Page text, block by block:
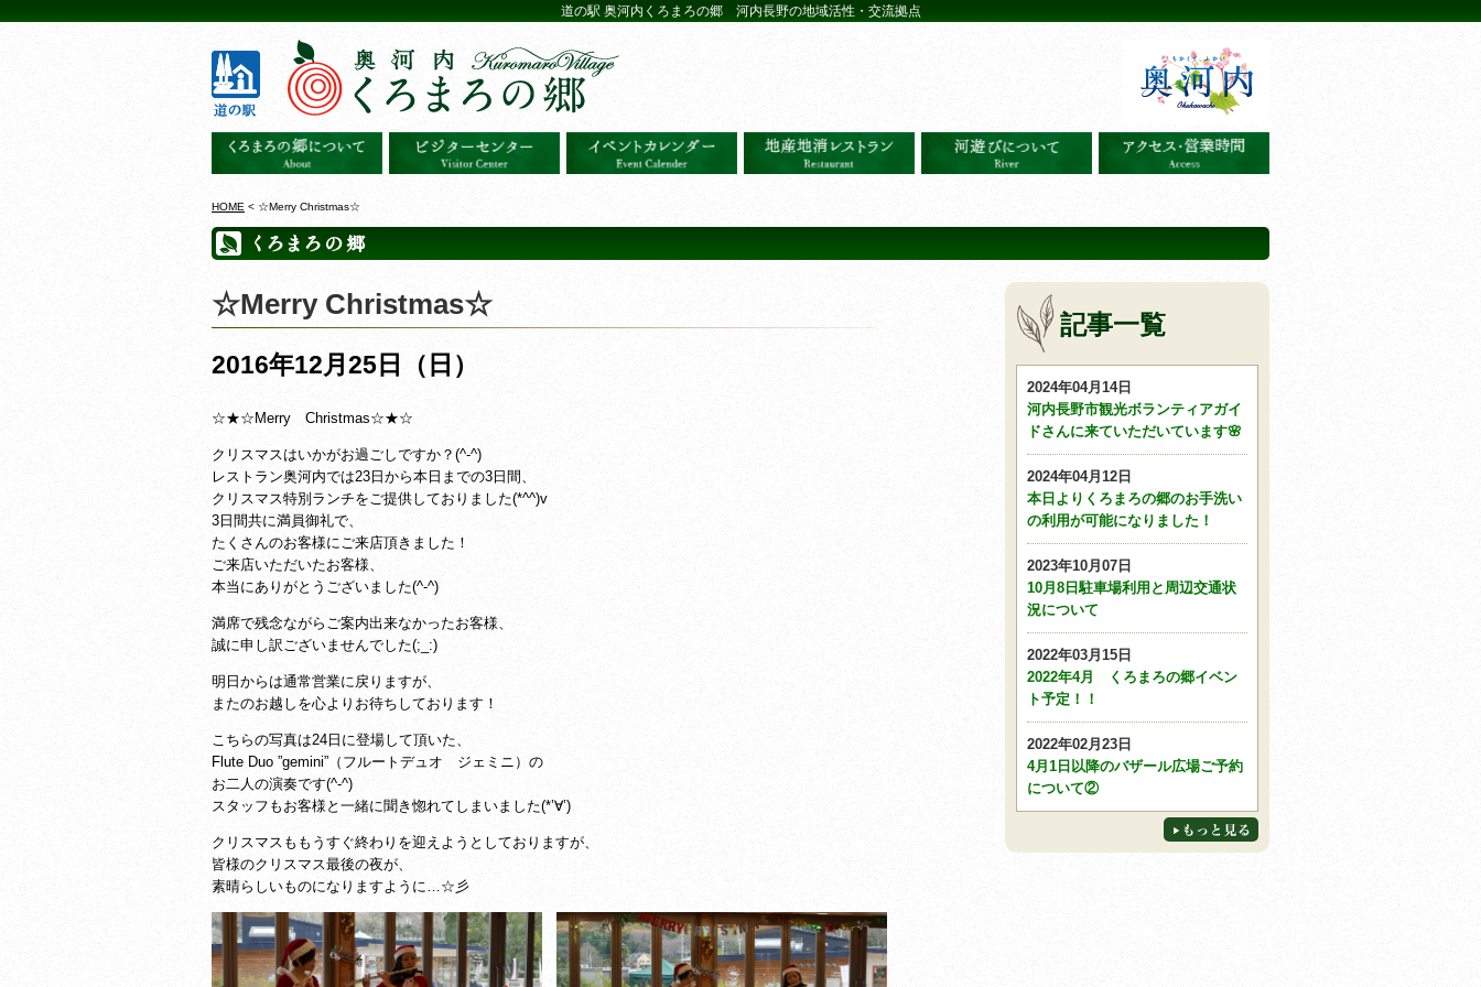
道の駅 奥河内くろまろの郷 河内長野の地域活性・交流拠点
HOME < ☆Merry Christmas☆
☆Merry Christmas☆
2016年12月25日（日）
☆★☆Merry Christmas☆★☆
クリスマスはいかがお過ごしですか？(^-^)
レストラン奥河内では23日から本日までの3日間、
クリスマス特別ランチをご提供しておりました(*^^)v
3日間共に満員御礼で、
たくさんのお客様にご来店頂きました！
ご来店いただいたお客様、
本当にありがとうございました(^-^)
満席で残念ながらご案内出来なかったお客様、
誠に申し訳ございませんでした(;_:)
明日からは通常営業に戻りますが、
またのお越しを心よりお待ちしております！
こちらの写真は24日に登場して頂いた、
Flute Duo ”gemini”（フルートデュオ ジェミニ）の
お二人の演奏です(^-^)
スタッフもお客様と一緒に聞き惚れてしまいました(*’∀’)
クリスマスももうすぐ終わりを迎えようとしておりますが、
皆様のクリスマス最後の夜が、
素晴らしいものになりますように…☆彡
記事一覧
2024年04月14日
河内長野市観光ボランティアガイ
ドさんに来ていただいています🌸
2024年04月12日
本日よりくろまろの郷のお手洗い
の利用が可能になりました！
2023年10月07日
10月8日駐車場利用と周辺交通状
況について
2022年03月15日
2022年4月 くろまろの郷イベン
ト予定！！
2022年02月23日
4月1日以降のバザール広場ご予約
について②